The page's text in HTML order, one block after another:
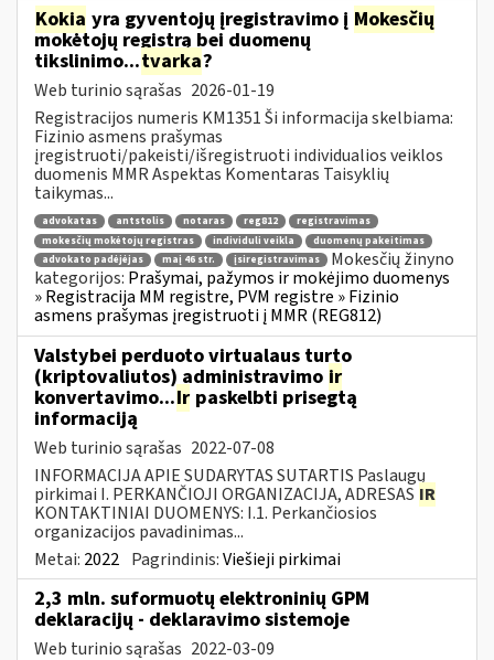
Kokia yra gyventojų įregistravimo į Mokesčių
mokėtojų registrą bei duomenų
tikslinimo...tvarka?
Web turinio sąrašas 2026-01-19
Registracijos numeris KM1351 Ši informacija skelbiama:
Fizinio asmens prašymas
įregistruoti/pakeisti/išregistruoti individualios veiklos
duomenis MMR Aspektas Komentaras Taisyklių
taikymas...
advokatas antstolis notaras reg812
registravimas
mokesčių mokėtojų registras
individuli veikla
duomenų pakeitimas
advokato padėjėjas
maį 46 str. įsiregistravimas
Mokesčių žinyno
kategorijos: Prašymai, pažymos ir mokėjimo duomenys
» Registracija MM registre, PVM registre » Fizinio
asmens prašymas įregistruoti į MMR (REG812)
Valstybei perduoto virtualaus turto
(kriptovaliutos) administravimo ir
konvertavimo...Ir paskelbti prisegtą
informaciją
Web turinio sąrašas 2022-07-08
INFORMACIJA APIE SUDARYTAS SUTARTIS Paslaugų
pirkimai I. PERKANČIOJI ORGANIZACIJA, ADRESAS IR
KONTAKTINIAI DUOMENYS: I.1. Perkančiosios
organizacijos pavadinimas...
Metai: 2022 Pagrindinis:Viešieji pirkimai
2,3 mln. suformuotų elektroninių GPM
deklaracijų - deklaravimo sistemoje
Web turinio sąrašas 2022-03-09